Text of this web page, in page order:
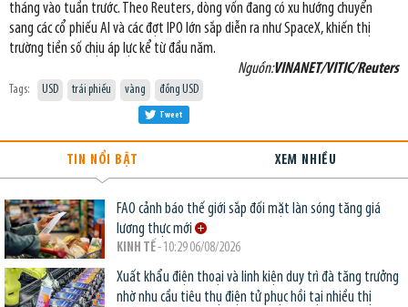
tháng vào tuần trước. Theo Reuters, dòng vốn đang có xu hướng chuyển
sang các cổ phiếu AI và các đợt IPO lớn sắp diễn ra như SpaceX, khiến thị
trường tiền số chịu áp lực kể từ đầu năm.
Nguồn:VINANET/VITIC/Reuters
Tags: USD trái phiếu vàng đồng USD
Tweet
TIN NỔI BẬT XEM NHIỀU
FAO cảnh báo thế giới sắp đối mặt làn sóng tăng giá
lương thực mới
KINH TẾ- 10:29 06/08/2026
Xuất khẩu điện thoại và linh kiện duy trì đà tăng trưởng
nhờ nhu cầu tiêu thụ điện tử phục hồi tại nhiều thị